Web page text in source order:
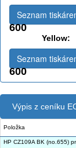
600
Seznam
Yellow:
600
Seznam
Výpis z ceníku
Položka
HP CZ109A BK (no.655)